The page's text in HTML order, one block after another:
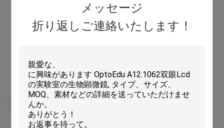
メッセージ
折り返しご連絡いたします！